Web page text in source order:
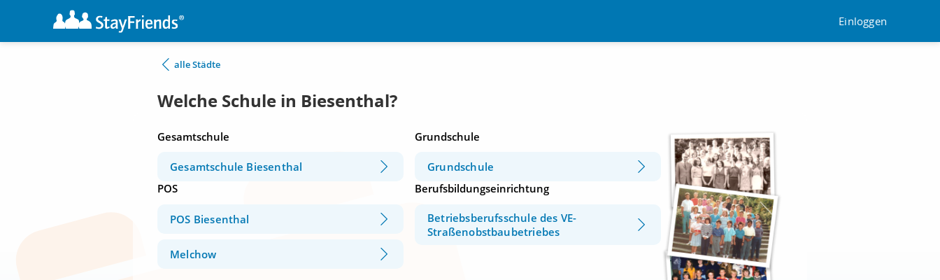
Einloggen
alle Städte
Welche Schule in Biesenthal?
Gesamtschule
Gesamtschule Biesenthal
Grundschule
Grundschule
POS
POS Biesenthal
Melchow
Berufsbildungseinrichtung
Betriebsberufsschule des VE-
Straßenobstbaubetriebes